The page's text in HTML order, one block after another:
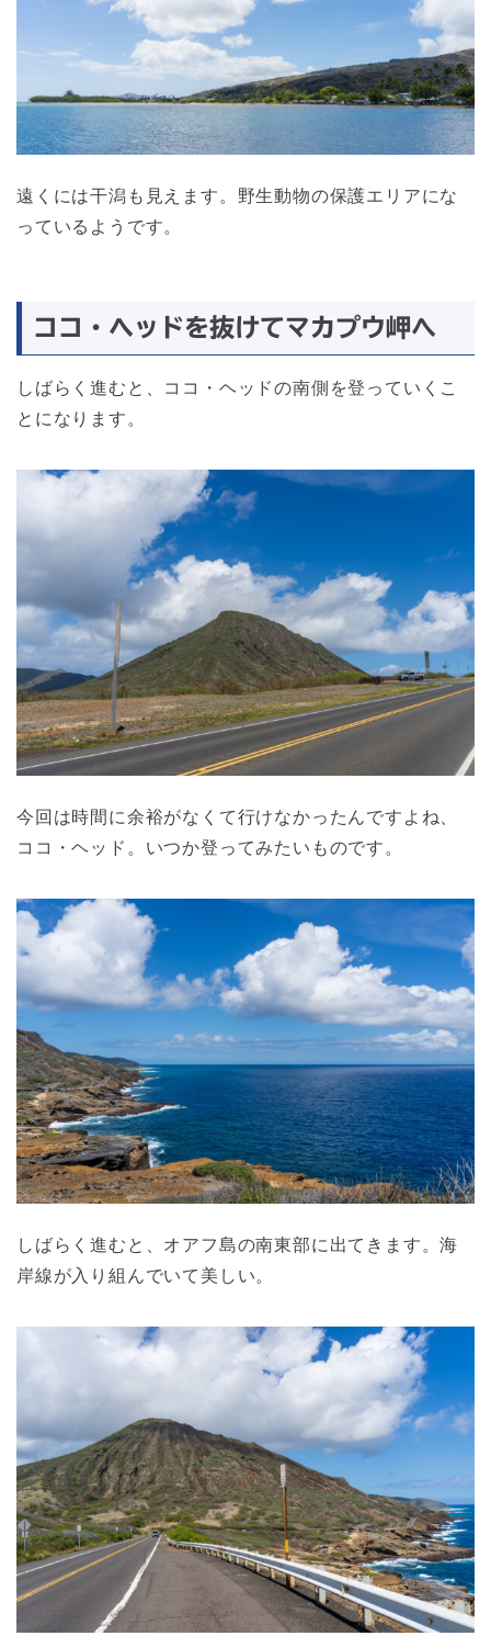
遠くには干潟も見えます。野生動物の保護エリアにな
っているようです。
ココ・ヘッドを抜けてマカプウ岬へ
しばらく進むと、ココ・ヘッドの南側を登っていくこ
とになります。
今回は時間に余裕がなくて行けなかったんですよね、
ココ・ヘッド。いつか登ってみたいものです。
しばらく進むと、オアフ島の南東部に出てきます。海
岸線が入り組んでいて美しい。